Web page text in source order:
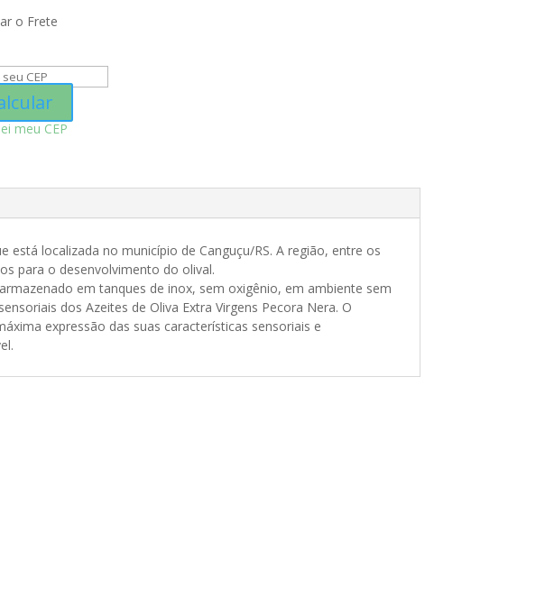
o Frete
meu CEP
localizada no município de Canguçu/RS. A região, entre os
para o desenvolvimento do olival.
em tanques de inox, sem oxigênio, em ambiente sem
dos Azeites de Oliva Extra Virgens Pecora Nera. O
expressão das suas características sensoriais e